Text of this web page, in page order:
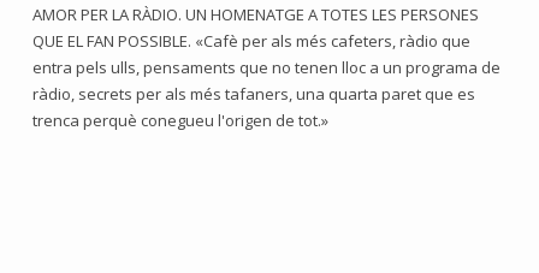
AMOR PER LA RÀDIO. UN HOMENATGE A TOTES LES PERSONES
QUE EL FAN POSSIBLE. «Cafè per als més cafeters, ràdio que
entra pels ulls, pensaments que no tenen lloc a un programa de
ràdio, secrets per als més tafaners, una quarta paret que es
trenca perquè conegueu l'origen de tot.»